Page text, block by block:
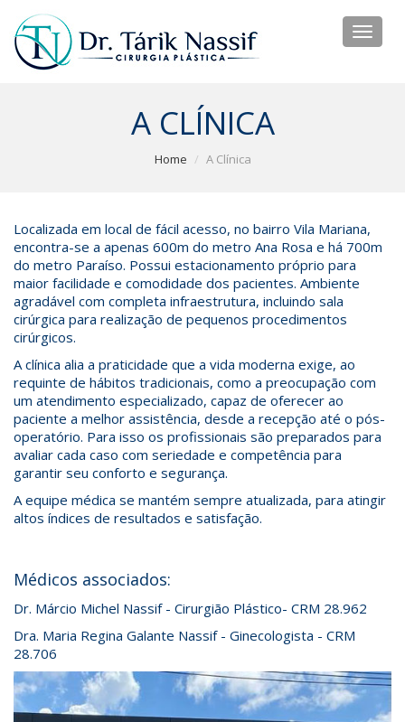
A CLÍNICA
Home A Clínica
Localizada em local de fácil acesso, no bairro Vila Mariana,
encontra-se a apenas 600m do metro Ana Rosa e há 700m
do metro Paraíso. Possui estacionamento próprio para
maior facilidade e comodidade dos pacientes. Ambiente
agradável com completa infraestrutura, incluindo sala
cirúrgica para realização de pequenos procedimentos
cirúrgicos.
A clínica alia a praticidade que a vida moderna exige, ao
requinte de hábitos tradicionais, como a preocupação com
um atendimento especializado, capaz de oferecer ao
paciente a melhor assistência, desde a recepção até o pós-
operatório. Para isso os profissionais são preparados para
avaliar cada caso com seriedade e competência para
garantir seu conforto e segurança.
A equipe médica se mantém sempre atualizada, para atingir
altos índices de resultados e satisfação.
Médicos associados:
Dr. Márcio Michel Nassif - Cirurgião Plástico- CRM 28.962
Dra. Maria Regina Galante Nassif - Ginecologista - CRM
28.706